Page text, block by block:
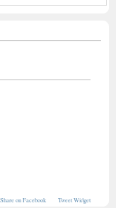
Share on Facebook Tweet Widget